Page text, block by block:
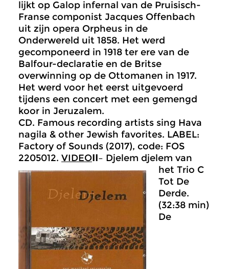
lijkt op Galop infernal van de Pruisisch-
Franse componist Jacques Offenbach
uit zijn opera Orpheus in de
Onderwereld uit 1858. Het werd
gecomponeerd in 1918 ter ere van de
Balfour-declaratie en de Britse
overwinning op de Ottomanen in 1917.
Het werd voor het eerst uitgevoerd
tijdens een concert met een gemengd
koor in Jeruzalem.
CD. Famous recording artists sing Hava
nagila & other Jewish favorites. LABEL:
Factory of Sounds (2017), code: FOS
2205012. VIDEOII– Djelem djelem van
het Trio C
Tot De
Derde.
(32:38 min)
De